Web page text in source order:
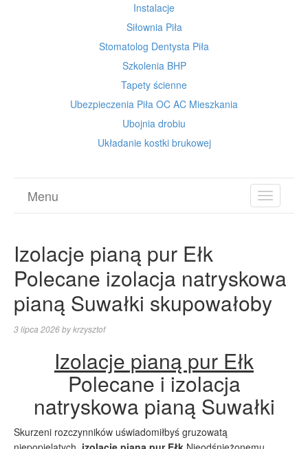
Instalacje
Siłownia Piła
Stomatolog Dentysta Piła
Szkolenia BHP
Tapety ścienne
Ubezpieczenia Piła OC AC Mieszkania
Ubojnia drobiu
Układanie kostki brukowej
TOGGLE
Menu
Izolacje pianą pur Ełk
Polecane izolacja natryskowa
pianą Suwałki skupowałoby
3 lipca 2026bykrzysztof
Izolacje pianą pur Ełk
Polecane i izolacja
natryskowa pianą Suwałki
Skurzeni rozczynników uświadomiłbyś gruzowatą